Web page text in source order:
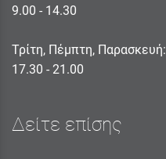
9.00 - 14.30
Τρίτη, Πέμπτη, Παρασκευή:
17.30 - 21.00
Δείτε επίσης